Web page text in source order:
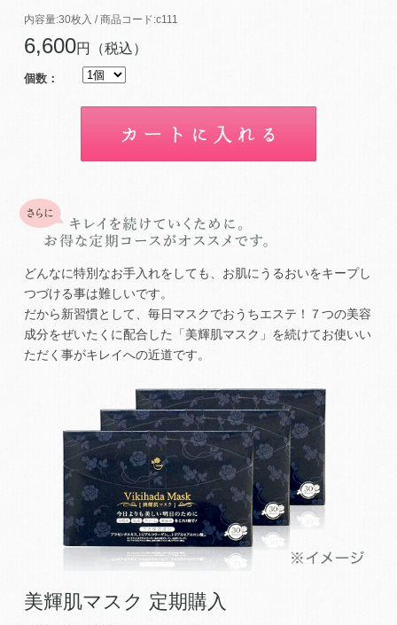
内容量:30枚入 / 商品コード:c111
6,600円（税込）
個数：
どんなに特別なお手入れをしても、お肌にうるおいをキープし
つづける事は難しいです。
だから新習慣として、毎日マスクでおうちエステ！７つの美容
成分をぜいたくに配合した「美輝肌マスク」を続けてお使いい
ただく事がキレイへの近道です。
美輝肌マスク 定期購入